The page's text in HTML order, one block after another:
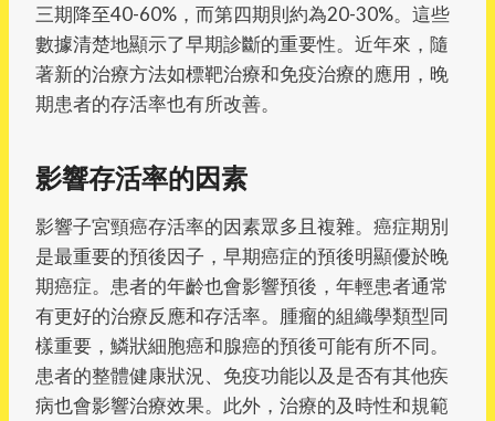
三期降至40-60%，而第四期則約為20-30%。這些
數據清楚地顯示了早期診斷的重要性。近年來，隨
著新的治療方法如標靶治療和免疫治療的應用，晚
期患者的存活率也有所改善。
影響存活率的因素
影響子宮頸癌存活率的因素眾多且複雜。癌症期別
是最重要的預後因子，早期癌症的預後明顯優於晚
期癌症。患者的年齡也會影響預後，年輕患者通常
有更好的治療反應和存活率。腫瘤的組織學類型同
樣重要，鱗狀細胞癌和腺癌的預後可能有所不同。
患者的整體健康狀況、免疫功能以及是否有其他疾
病也會影響治療效果。此外，治療的及時性和規範